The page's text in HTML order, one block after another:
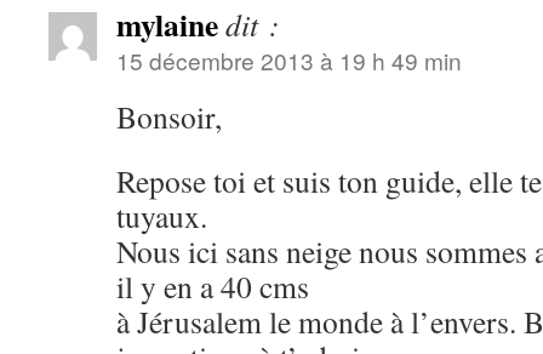
mylainedit :
15 décembre 2013 à 19 h 49 min
Bonsoir,
Repose toi et suis ton guide, elle
tuyaux.
Nous ici sans neige nous sommes
il y en a 40 cms
à Jérusalem le monde à l’envers.